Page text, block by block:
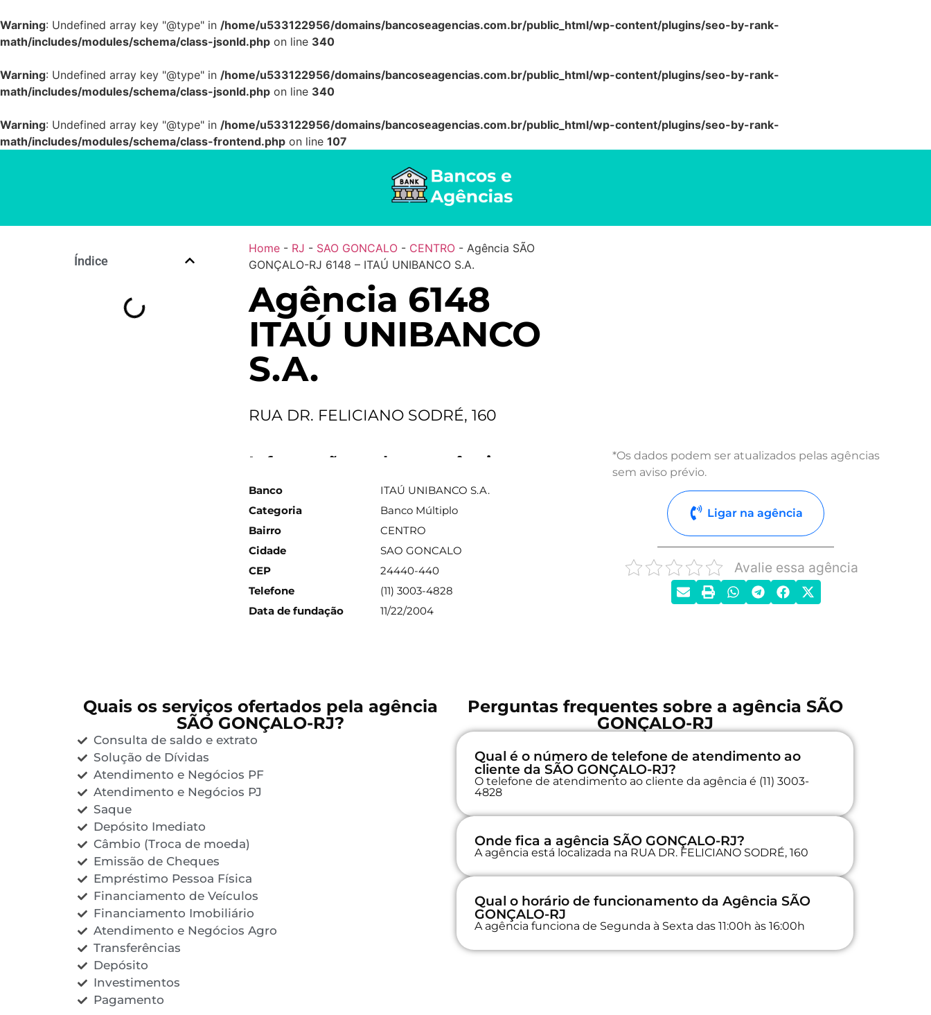
Warning: Undefined array key "@type" in /home/u533122956/domains/bancoseagencias.com.br/public_html/wp-content/plugins/seo-by-rank-
math/includes/modules/schema/class-jsonld.php on line 340
Warning: Undefined array key "@type" in /home/u533122956/domains/bancoseagencias.com.br/public_html/wp-content/plugins/seo-by-rank-
math/includes/modules/schema/class-jsonld.php on line 340
Warning: Undefined array key "@type" in /home/u533122956/domains/bancoseagencias.com.br/public_html/wp-content/plugins/seo-by-rank-
math/includes/modules/schema/class-frontend.php on line 107
Índice
Home- RJ - SAO GONCALO- CENTRO- Agência SÃO
GONÇALO-RJ 6148 – ITAÚ UNIBANCO S.A.
Agência 6148
ITAÚ UNIBANCO
S.A.
RUA DR. FELICIANO SODRÉ, 160
Informações sobre a agência
Banco
ITAÚ UNIBANCO S.A.
Categoria
Banco Múltiplo
Bairro
CENTRO
Cidade
SAO GONCALO
CEP
24440-440
Telefone
(11) 3003-4828
Data de fundação
11/22/2004
*Os dados podem ser atualizados pelas agências
sem aviso prévio.
Ligar na agência
Avalie essa agência
Quais os serviços ofertados pela agência
SÃO GONÇALO-RJ?
Consulta de saldo e extrato
Solução de Dívidas
Atendimento e Negócios PF
Atendimento e Negócios PJ
Saque
Depósito Imediato
Câmbio (Troca de moeda)
Emissão de Cheques
Empréstimo Pessoa Física
Financiamento de Veículos
Financiamento Imobiliário
Atendimento e Negócios Agro
Transferências
Depósito
Investimentos
Pagamento
Perguntas frequentes sobre a agência SÃO
GONÇALO-RJ
Qual é o número de telefone de atendimento ao
cliente da SÃO GONÇALO-RJ?
O telefone de atendimento ao cliente da agência é (11) 3003-
4828
Onde fica a agência SÃO GONÇALO-RJ?
A agência está localizada na RUA DR. FELICIANO SODRÉ, 160
Qual o horário de funcionamento da Agência SÃO
GONÇALO-RJ
A agência funciona de Segunda à Sexta das 11:00h às 16:00h